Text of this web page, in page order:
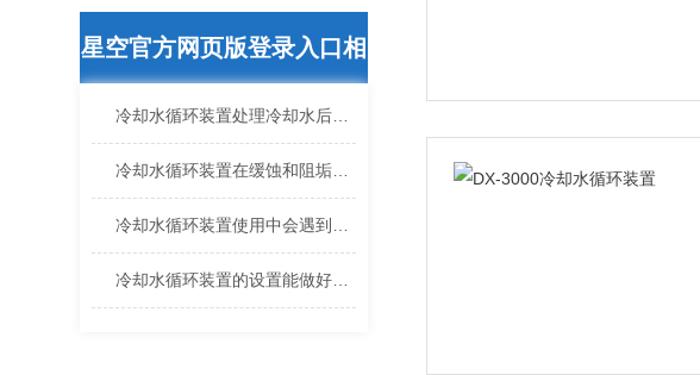
星空官方网页版登录入口相
关的文章